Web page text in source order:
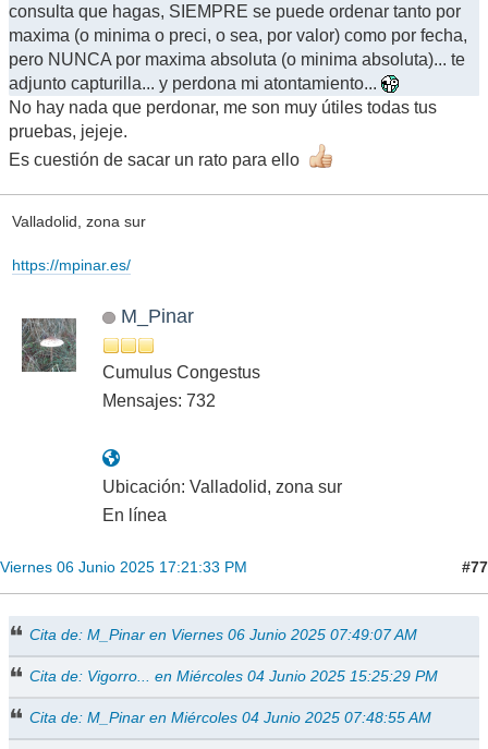
consulta que hagas, SIEMPRE se puede ordenar tanto por
maxima (o minima o preci, o sea, por valor) como por fecha,
pero NUNCA por maxima absoluta (o minima absoluta)... te
adjunto capturilla... y perdona mi atontamiento...
No hay nada que perdonar, me son muy útiles todas tus
pruebas, jejeje.
Es cuestión de sacar un rato para ello
Valladolid, zona sur
https://mpinar.es/
M_Pinar
Cumulus Congestus
Mensajes: 732
Ubicación: Valladolid, zona sur
En línea
Viernes 06 Junio 2025 17:21:33 PM #77
Cita de: M_Pinar en Viernes 06 Junio 2025 07:49:07 AM
Cita de: Vigorro... en Miércoles 04 Junio 2025 15:25:29 PM
Cita de: M_Pinar en Miércoles 04 Junio 2025 07:48:55 AM